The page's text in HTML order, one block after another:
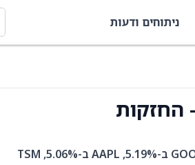
ניתוחים ודעות
RFFC היא קרן סל עם 59 אחזקות. בין האחזקות המובילות: MSFT ב-5.64%, GOOGL ב-5.19%, AAPL ב-5.06%, TSM